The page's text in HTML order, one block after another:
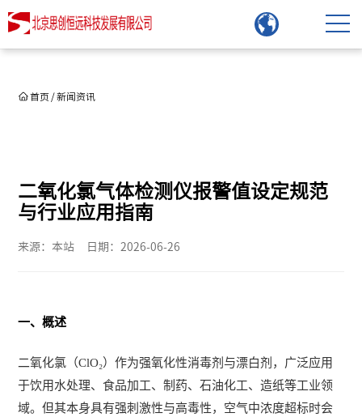
首页 / 新闻资讯
二氧化氯气体检测仪报警值设定规范
与行业应用指南
来源：本站 日期：2026-06-26
一、概述
二氧化氯（ClO₂）作为强氧化性消毒剂与漂白剂，广泛应用
于饮用水处理、食品加工、制药、石油化工、造纸等工业领
域。但其本身具有强刺激性与高毒性，空气中浓度超标时会